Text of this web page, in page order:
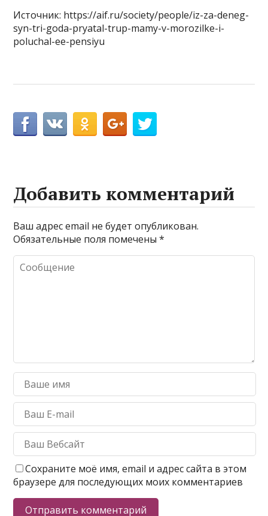
Источник: https://aif.ru/society/people/iz-za-deneg-
syn-tri-goda-pryatal-trup-mamy-v-morozilke-i-
poluchal-ee-pensiyu
Добавить комментарий
Ваш адрес email не будет опубликован.
Обязательные поля помечены*
Сохраните моё имя, email и адрес сайта в этом
браузере для последующих моих комментариев